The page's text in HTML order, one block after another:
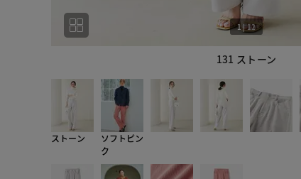
131 ストーン
1|12
ストーン
ソフトピン
ク